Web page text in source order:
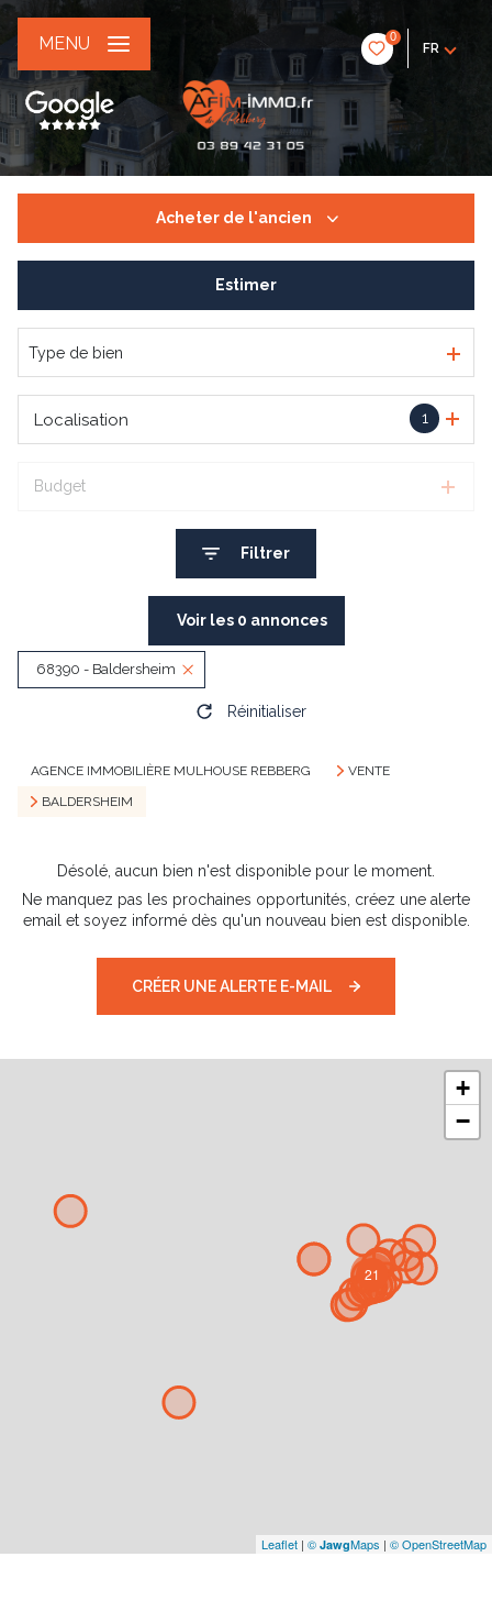
0
FR
MENU
Acheter de l'ancien
De l'immo pro
Estimer
Type de bien
1
Localisation
Budget
Filtrer
Voir les 0 annonces
68390 - Baldersheim
Réinitialiser
AGENCE IMMOBILIÈRE MULHOUSE REBBERG
VENTE
BALDERSHEIM
Désolé, aucun bien n'est disponible pour le moment.
Ne manquez pas les prochaines opportunités, créez une alerte
email et soyez informé dès qu'un nouveau bien est disponible.
CRÉER UNE ALERTE E-MAIL
21
+
−
Leaflet | © JawgMaps | © OpenStreetMap